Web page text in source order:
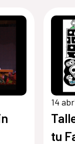
14
tu